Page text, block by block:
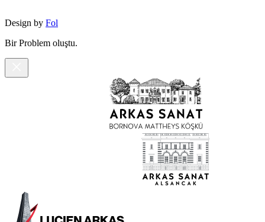
Design by Fol
Bir Problem oluştu.